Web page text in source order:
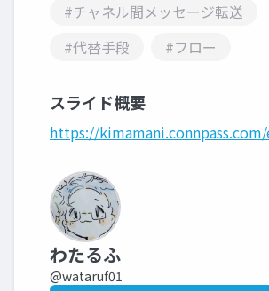
#チャネル間メッセージ転送
#代替手段
#フロー
スライド概要
https://
わたるふ
@wataruf01